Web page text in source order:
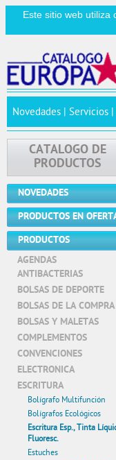
Este sitio web utiliza
Novedades Servicios
CATALOGO DE
PRODUCTOS
NOVEDADES
PRODUCTOS EN
PRODUCTOS
AGENDAS
ANTIBACTERIAS
BOLSAS DE DEPORTE
BOLSAS DE LA COMPRA
BOLSAS Y MALETAS
COMPLEMENTOS
CONVENCIONES
ELECTRONICA
ESCRITURA
Bolígrafo Multifunción
Bolígrafos Ecológicos
Escritura Esp., Tinta
Fluoresc.
Estuches